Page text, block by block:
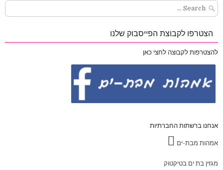
Search
for:
הצטרפו לקבוצת הפייסבוק שלנו
להצטרפות לקבוצה לחצי כאן
אנחנו ברשתות החברתיות
אמהות מבת-ים
מגזין בת ים בטיקטוק